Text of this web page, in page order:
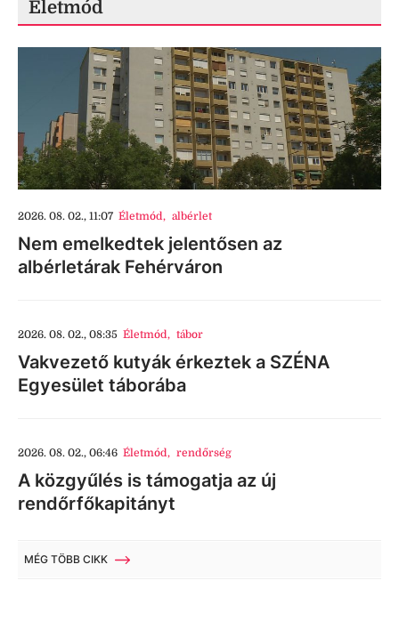
Életmód
2026. 08. 02., 11:07 Életmód, albérlet
Nem emelkedtek jelentősen az
albérletárak Fehérváron
2026. 08. 02., 08:35 Életmód, tábor
Vakvezető kutyák érkeztek a SZÉNA
Egyesület táborába
2026. 08. 02., 06:46 Életmód, rendőrség
A közgyűlés is támogatja az új
rendőrfőkapitányt
MÉG TÖBB CIKK